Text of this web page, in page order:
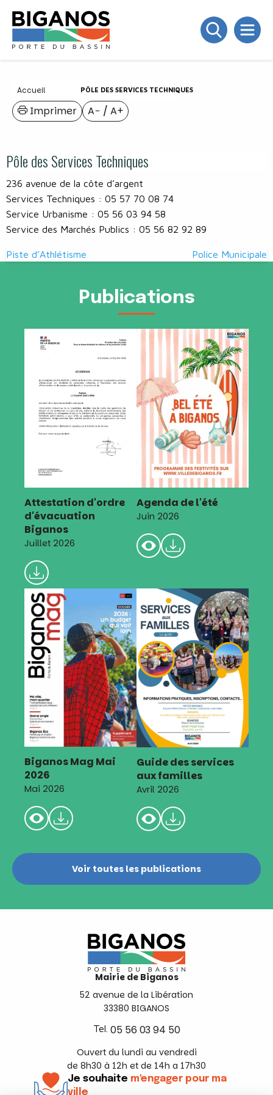
Accueil PÔLE DES SERVICES TECHNIQUES
A− / A+
Imprimer
Pôle des Services Techniques
236 avenue de la côte d’argent
Services Techniques : 05 57 70 08 74
Service Urbanisme : 05 56 03 94 58
Service des Marchés Publics : 05 56 82 92 89
Navigation
Piste d’Athlétisme Police Municipale
Publications
Attestation d'ordre
d'évacuation
Biganos
Juillet 2026
Agenda de l'été
Juin 2026
Biganos Mag Mai
2026
Mai 2026
Guide des services
aux familles
Avril 2026
Voir toutes les publications
Mairie de Biganos
52 avenue de la Libération
33380 BIGANOS
Tel. 05 56 03 94 50
Ouvert du lundi au vendredi
de 8h30 à 12h et de 14h a 17h30
Je souhaite m'engager pour ma
ville